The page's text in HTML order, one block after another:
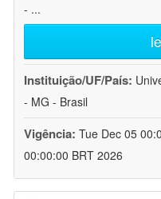
- ...
Instituição/UF/País:
- MG - Brasil
Vigência: Tue Dec 05
00:00:00 BRT 2026